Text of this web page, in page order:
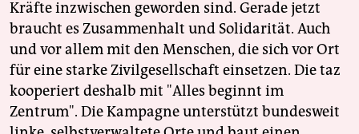
Kräfte inzwischen geworden sind. Gerade jetzt
braucht es Zusammenhalt und Solidarität. Auch
und vor allem mit den Menschen, die sich vor Ort
für eine starke Zivilgesellschaft einsetzen. Die taz
kooperiert deshalb mit "Alles beginnt im
Zentrum". Die Kampagne unterstützt bundesweit